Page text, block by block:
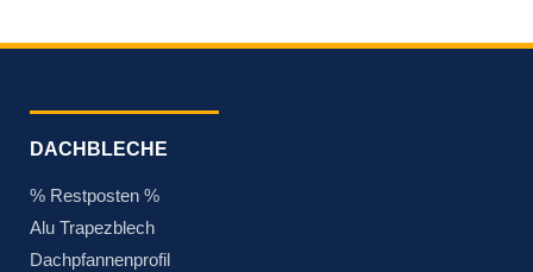
DACHBLECHE
% Restposten %
Alu Trapezblech
Dachpfannenprofil